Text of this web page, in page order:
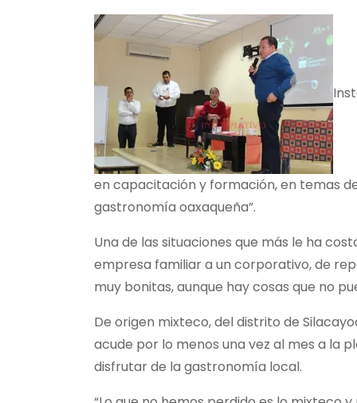
en capacitación y formación, en temas
gastronomía oaxaqueña”.
Una de las situaciones que más le ha
empresa familiar a un corporativo, de
muy bonitas, aunque hay cosas que no
De origen mixteco, del distrito de
acude por lo menos una vez al mes a la
disfrutar de la gastronomía local.